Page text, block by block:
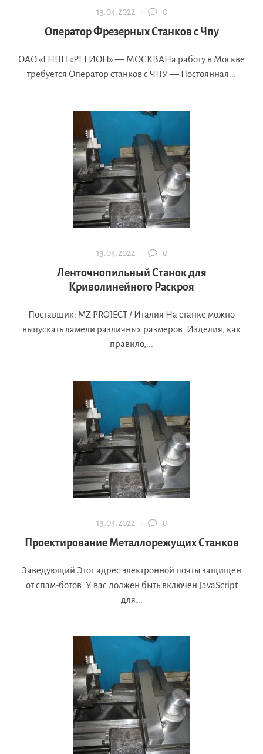
13.04.2022 · 0
Оператор Фрезерных Станков с Чпу
ОАО «ГНПП «РЕГИОН» — МОСКВАНа работу в Москве
требуется Оператор станков с ЧПУ — Постоянная...
13.04.2022 · 0
Ленточнопильный Станок для
Криволинейного Раскроя
Поставщик: MZ PROJECT / Италия На станке можно
выпускать ламели различных размеров. Изделия, как
правило,...
13.04.2022 · 0
Проектирование Металлорежущих Станков
Заведующий Этот адрес электронной почты защищен
от спам-ботов. У вас должен быть включен JavaScript
для...